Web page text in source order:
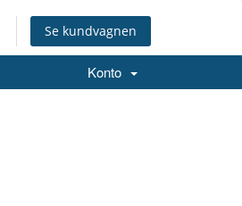
Se kundvagnen
Konto